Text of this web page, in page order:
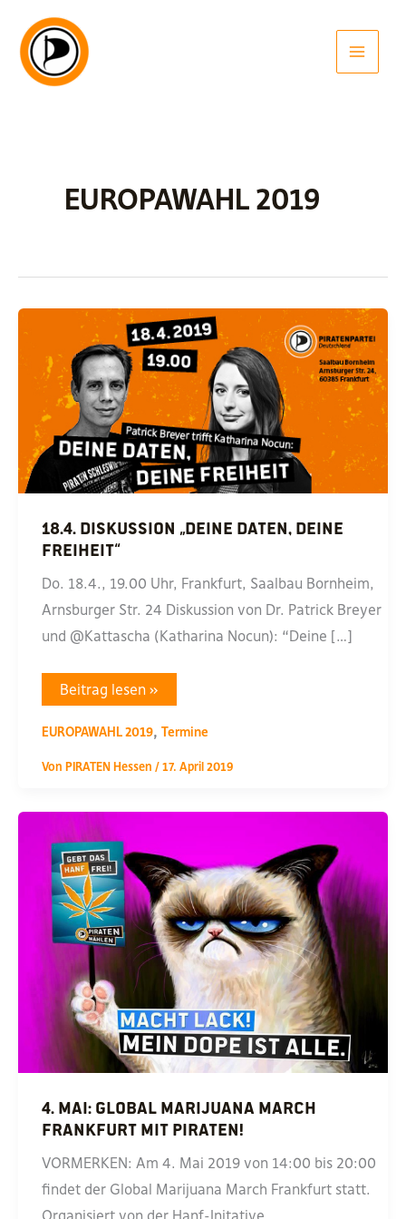
Inhalt
springen
EUROPAWAHL 2019
18.4. Diskussion „Deine Daten, Deine
Freiheit“
Do. 18.4., 19.00 Uhr, Frankfurt, Saalbau Bornheim,
Arnsburger Str. 24 Diskussion von Dr. Patrick Breyer
und @Kattascha (Katharina Nocun): “Deine […]
18.4.
Diskussion
Daten,
Freiheit“
Beitrag lesen »
EUROPAWAHL 2019, Termine
Von PIRATEN Hessen /17. April 2019
4. Mai: Global Marijuana March
Frankfurt mit Piraten!
VORMERKEN: Am 4. Mai 2019 von 14:00 bis 20:00
findet der Global Marijuana March Frankfurt statt.